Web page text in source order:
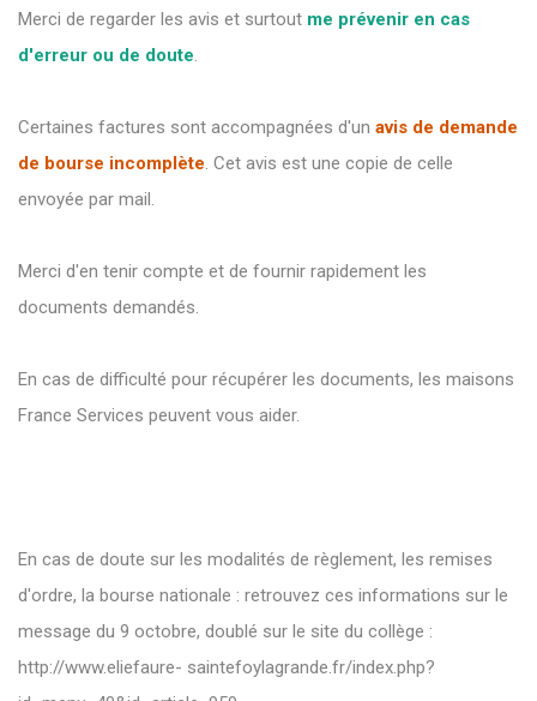
Merci de regarder les avis et surtout me prévenir en cas
d'erreur ou de doute.
Certaines factures sont accompagnées d'un avis de demande
de bourse incomplète. Cet avis est une copie de celle
envoyée par mail.
Merci d'en tenir compte et de fournir rapidement les
documents demandés.
En cas de difficulté pour récupérer les documents, les maisons
France Services peuvent vous aider.
En cas de doute sur les modalités de règlement, les remises
d'ordre, la bourse nationale : retrouvez ces informations sur le
message du 9 octobre, doublé sur le site du collège :
http://www.eliefaure- saintefoylagrande.fr/index.php?